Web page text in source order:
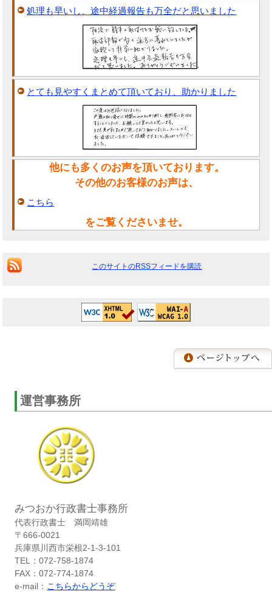
処理も早いし、途中経過報告も万全だと思いました
とても見やすくまとめて頂いており、助かりました
他にも多くのお声を頂いております。
その他のお客様のお声は、
こちら
をご覧くださいませ。
このサイトのRSSフィードを購読
運営事務所
みつおか行政書士事務所
代表行政書士 満岡靖雄
〒666-0021
兵庫県川西市栄根2-1-3-101
TEL：072-758-1874
FAX：072-774-1874
e-mail： こちらからどうぞ